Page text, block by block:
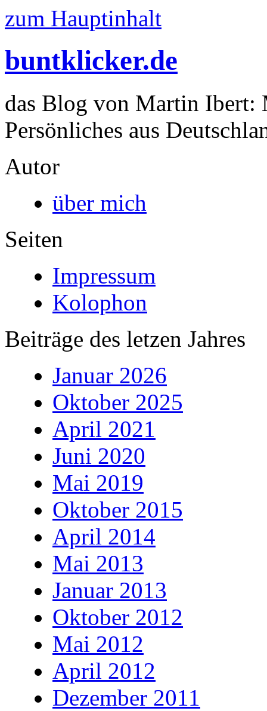
zum Hauptinhalt
buntklicker.de
das Blog von Martin Ibert:
Persönliches aus
Autor
über mich
Seiten
Impressum
Kolophon
Beiträge des letzen Jahres
Januar 2026
Oktober 2025
April 2021
Juni 2020
Mai 2019
Oktober 2015
April 2014
Mai 2013
Januar 2013
Oktober 2012
Mai 2012
April 2012
Dezember 2011